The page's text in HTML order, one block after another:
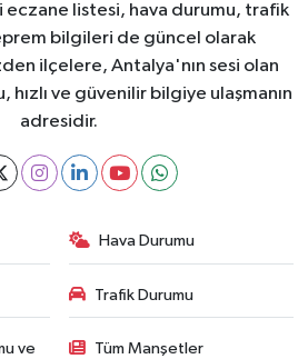
eczane listesi, hava durumu, trafik
bilgileri de güncel olarak
ilçelere, Antalya'nın sesi olan
ve güvenilir bilgiye ulaşmanın
adresidir.
Hava Durumu
Trafik Durumu
ve
Tüm Manşetler